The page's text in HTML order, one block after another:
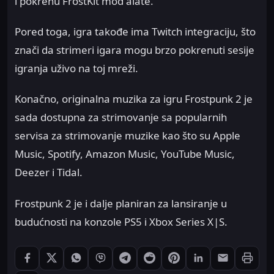
Pored toga, igra takođe ima Twitch integraciju, što
znači da strimeri igara mogu brzo pokrenuti sesije
igranja uživo na toj mreži.
Konačno, originalna muzika za igru Frostpunk 2 je
sada dostupna za strimovanje sa popularnih
servisa za strimovanje muzike kao što su Apple
Music, Spotify, Amazon Music, YouTube Music,
Deezer i Tidal.
Frostpunk 2 je i dalje planiran za lansiranje u
budućnosti na konzole PS5 i Xbox Series X|S.
Podeli: Facebook
Podeli: XPodeli: WhatsApp
Podeli: Viber
Podeli: Telegram
Podeli: Reddit
Podeli: Pinterest
Podeli: LinkedIn
Podeli: